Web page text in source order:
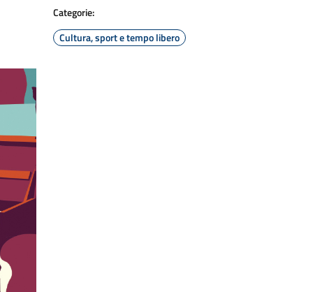
Categorie:
Cultura, sport e tempo libero